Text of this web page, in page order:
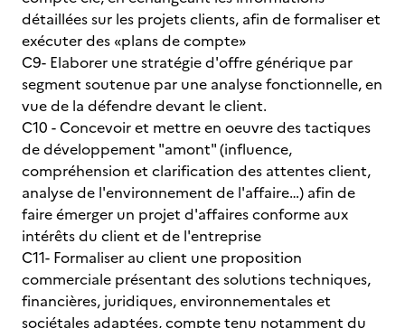
détaillées sur les projets clients, afin de formaliser et
exécuter des «plans de compte»
C9- Elaborer une stratégie d'offre générique par
segment soutenue par une analyse fonctionnelle, en
vue de la défendre devant le client.
C10 - Concevoir et mettre en oeuvre des tactiques
de développement "amont" (influence,
compréhension et clarification des attentes client,
analyse de l'environnement de l'affaire…) afin de
faire émerger un projet d'affaires conforme aux
intérêts du client et de l'entreprise
C11- Formaliser au client une proposition
commerciale présentant des solutions techniques,
financières, juridiques, environnementales et
sociétales adaptées, compte tenu notamment du